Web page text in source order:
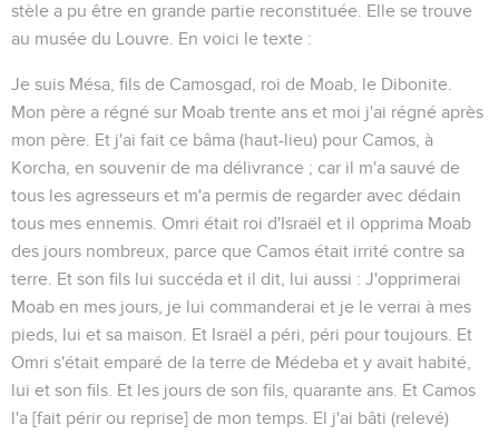
stèle a pu être en grande partie reconstituée. Elle se trouve
au musée du Louvre. En voici le texte :
Je suis Mésa, fils de Camosgad, roi de Moab, le Dibonite.
Mon père a régné sur Moab trente ans et moi j'ai régné après
mon père. Et j'ai fait ce bâma (haut-lieu) pour Camos, à
Korcha, en souvenir de ma délivrance ; car il m'a sauvé de
tous les agresseurs et m'a permis de regarder avec dédain
tous mes ennemis. Omri était roi d'Israël et il opprima Moab
des jours nombreux, parce que Camos était irrité contre sa
terre. Et son fils lui succéda et il dit, lui aussi : J'opprimerai
Moab en mes jours, je lui commanderai et je le verrai à mes
pieds, lui et sa maison. Et Israël a péri, péri pour toujours. Et
Omri s'était emparé de la terre de Médeba et y avait habité,
lui et son fils. Et les jours de son fils, quarante ans. Et Camos
l'a [fait périr ou reprise] de mon temps. El j'ai bâti (relevé)